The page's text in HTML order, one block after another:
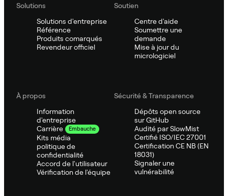
Solutions
Solutions d'entreprise
Référence
Produits comarqués
Revendeur officiel
Soutien
Centre d'aide
Soumettre une
demande
Mise à jour du
micrologiciel
À propos
Information
d'entreprise
Carrière
Embauche
Kits média
politique de
confidentialité
Accord de l'utilisateur
Vérification de l'équipe
Sécurité & Transparence
Dépôts open source
sur GitHub
Audité par SlowMist
Certifié ISO/IEC 27001
Certification CE NB (EN
18031)
Signaler une
vulnérabilité